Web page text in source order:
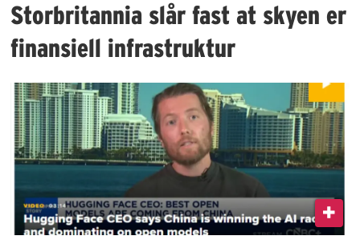
Storbritannia slår fast at skyen er
finansiell infrastruktur